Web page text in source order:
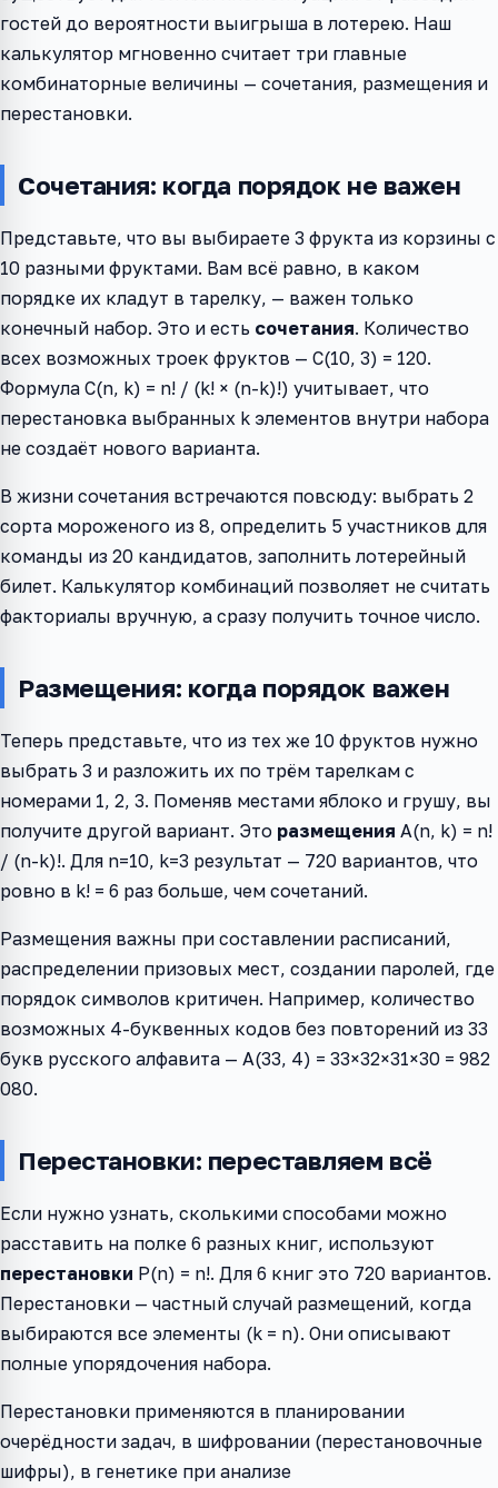
гостей до вероятности выигрыша в лотерею. Наш
калькулятор мгновенно считает три главные
комбинаторные величины — сочетания, размещения и
перестановки.
Сочетания: когда порядок не важен
Представьте, что вы выбираете 3 фрукта из корзины с
10 разными фруктами. Вам всё равно, в каком
порядке их кладут в тарелку, — важен только
конечный набор. Это и есть сочетания. Количество
всех возможных троек фруктов — C(10, 3) = 120.
Формула C(n, k) = n! / (k! × (n-k)!) учитывает, что
перестановка выбранных k элементов внутри набора
не создаёт нового варианта.
В жизни сочетания встречаются повсюду: выбрать 2
сорта мороженого из 8, определить 5 участников для
команды из 20 кандидатов, заполнить лотерейный
билет. Калькулятор комбинаций позволяет не считать
факториалы вручную, а сразу получить точное число.
Размещения: когда порядок важен
Теперь представьте, что из тех же 10 фруктов нужно
выбрать 3 и разложить их по трём тарелкам с
номерами 1, 2, 3. Поменяв местами яблоко и грушу, вы
получите другой вариант. Это размещения A(n, k) = n!
/ (n-k)!. Для n=10, k=3 результат — 720 вариантов, что
ровно в k! = 6 раз больше, чем сочетаний.
Размещения важны при составлении расписаний,
распределении призовых мест, создании паролей, где
порядок символов критичен. Например, количество
возможных 4-буквенных кодов без повторений из 33
букв русского алфавита — A(33, 4) = 33×32×31×30 = 982
080.
Перестановки: переставляем всё
Если нужно узнать, сколькими способами можно
расставить на полке 6 разных книг, используют
перестановки P(n) = n!. Для 6 книг это 720 вариантов.
Перестановки — частный случай размещений, когда
выбираются все элементы (k = n). Они описывают
полные упорядочения набора.
Перестановки применяются в планировании
очерёдности задач, в шифровании (перестановочные
шифры), в генетике при анализе